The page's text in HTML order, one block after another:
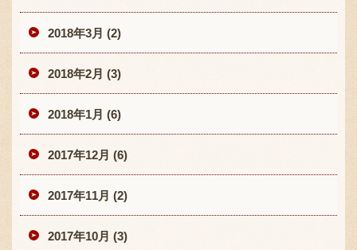
2018年3月 (2)
2018年2月 (3)
2018年1月 (6)
2017年12月 (6)
2017年11月 (2)
2017年10月 (3)